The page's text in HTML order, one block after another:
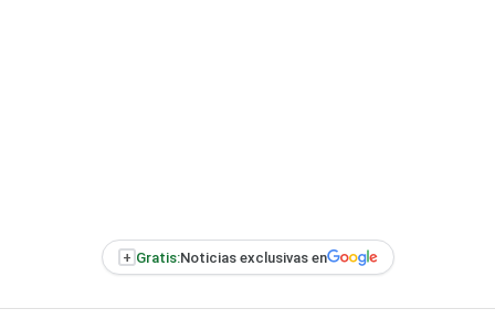
+ Gratis:Noticias exclusivas en